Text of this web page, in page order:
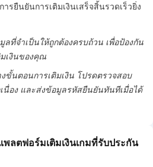
รยืนยันการเติมเงินเสร็จสิ้นรวดเร็วยิ่ง
ที่จำเป็นให้ถูกต้องครบถ้วน เพื่อป้องกัน
เงินของคุณ
ขั้นตอนการเติมเงิน โปรดตรวจสอบ
นื่อง และส่งข้อมูลรหัสยืนยันทันทีเมื่อได้
ลตฟอร์มเติมเงินเกมที่รับประกัน